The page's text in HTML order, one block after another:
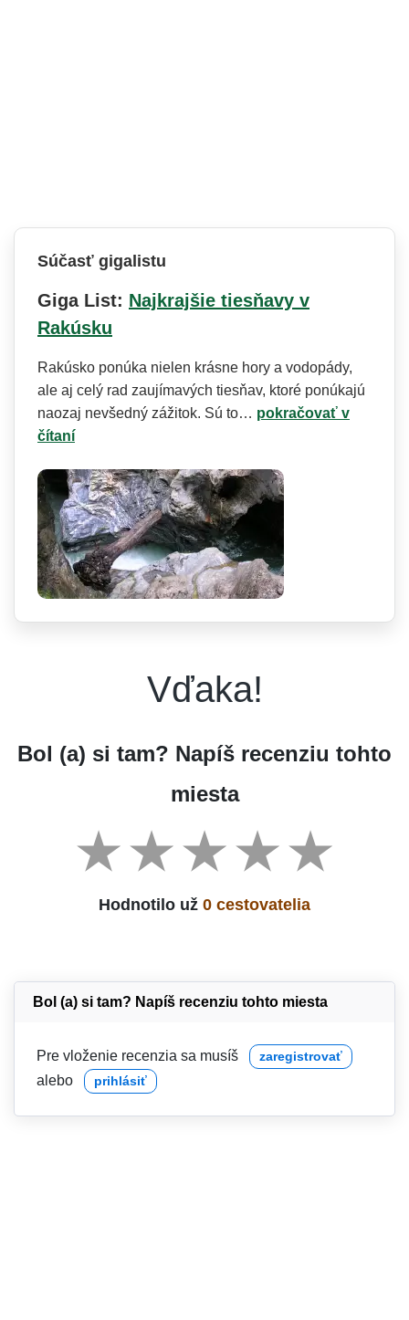
Súčasť gigalistu
Giga List: Najkrajšie tiesňavy v
Rakúsku
Rakúsko ponúka nielen krásne hory a vodopády,
ale aj celý rad zaujímavých tiesňav, ktoré ponúkajú
naozaj nevšedný zážitok. Sú to… pokračovať v
čítaní
Vďaka!
Bol (a) si tam? Napíš recenziu tohto
miesta
Hodnotilo už 0 cestovatelia
Bol (a) si tam? Napíš recenziu tohto miesta
Pre vloženie recenzia sa musíš zaregistrovať
alebo prihlásiť